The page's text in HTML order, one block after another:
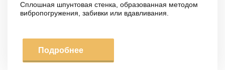
Сплошная шпунтовая стенка, образованная методом
вибропогружения, забивки или вдавливания.
Подробнее